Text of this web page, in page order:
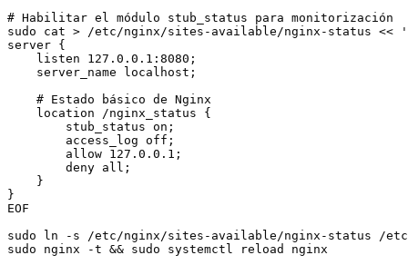
# Habilitar el módulo stub_status para monitorización
sudo cat > /etc/nginx/sites-available/nginx-status <<
server {
    listen 127.0.0.1:8080;
    server_name localhost;
    # Estado básico de Nginx
    location /nginx_status {
        stub_status on;
        access_log off;
        allow 127.0.0.1;
        deny all;
    }
}
EOF
sudo ln -s /etc/nginx/sites-available/nginx-status /
sudo nginx -t && sudo systemctl reload nginx